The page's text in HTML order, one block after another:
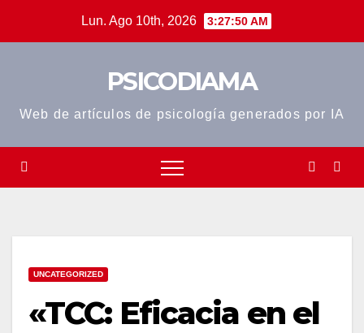
Lun. Ago 10th, 2026 3:27:50 AM
PSICODIAMA
Web de artículos de psicología generados por IA
UNCATEGORIZED
«TCC: Eficacia en el